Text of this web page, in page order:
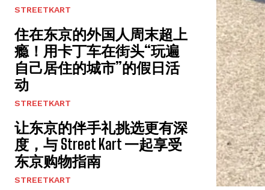
STREETKART
住在东京的外国人周末超上
瘾！用卡丁车在街头“玩遍
自己居住的城市”的假日活
动
STREETKART
让东京的伴手礼挑选更有深
度，与 Street Kart 一起享受
东京购物指南
STREETKART